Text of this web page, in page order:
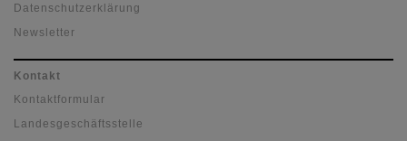
Datenschutzerklärung
Newsletter
Kontakt
Kontaktformular
Landesgeschäftsstelle